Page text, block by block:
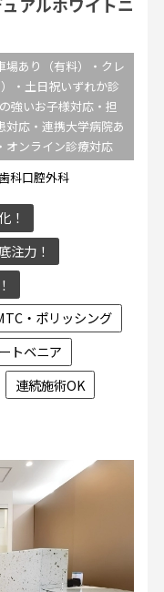
場あり（有料）・クレ
・土日祝いずれか診
強いお子様対応・担
対応・連携大学病院あ
オンライン診療対応
科口腔外科
！
注力！
・ポリッシング
トベニア
連続施術OK